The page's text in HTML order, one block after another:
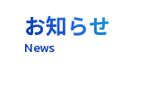
お知らせ
News